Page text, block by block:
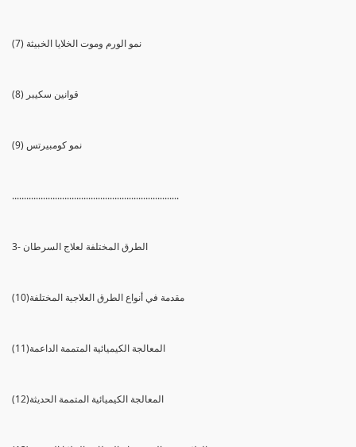
(7) نمو الورم وموت الخلايا الخبيثة
(8) قوانين سكيبر
(9) نمو كومبيرتس
......................................................................
3- الطرق المختلفة لعلاج السرطان
(10)مقدمة في أنواع الطرق العلاجية المختلفة
(11)المعالجة الكيميائية المتممة الداعمة
(12)المعالجة الكيميائية المتممة الحديثة